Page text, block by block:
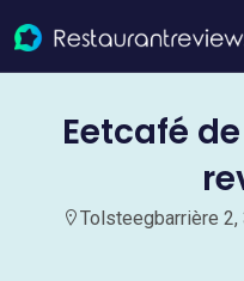
Eetcafé
Tolsteegbarrière 2,